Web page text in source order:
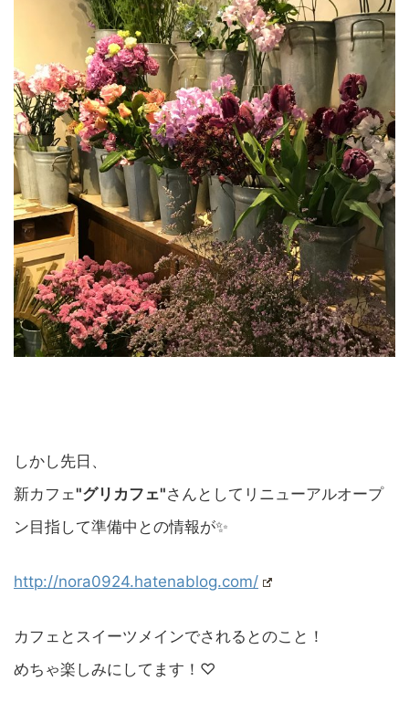
しかし先日、
新カフェ"グリカフェ"さんとしてリニューアルオープ
ン目指して準備中との情報が✨
http://nora0924.hatenablog.com/
カフェとスイーツメインでされるとのこと！
めちゃ楽しみにしてます！♡